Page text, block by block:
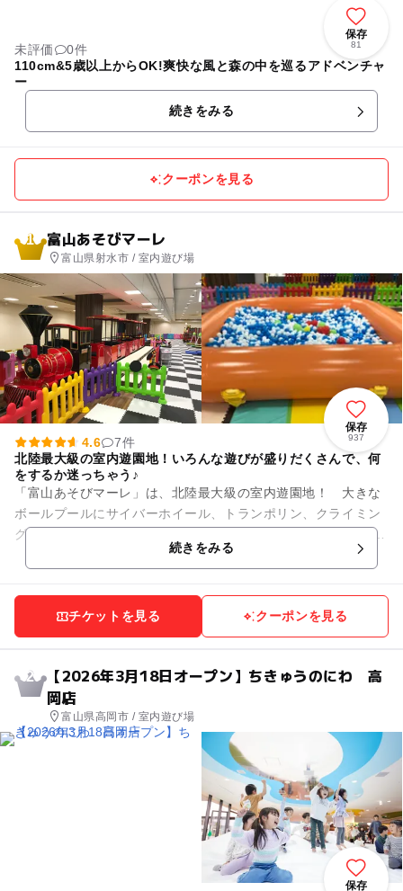
保存
81
未評価
0件
110cm&5歳以上からOK!爽快な風と森の中を巡るアドベンチャ
ー
続きをみる
クーポンを見る
1 富山あそびマーレ
富山県射水市 / 室内遊び場
保存
937
4.6
7件
北陸最大級の室内遊園地！いろんな遊びが盛りだくさんで、何
をするか迷っちゃう♪
「富山あそびマーレ」は、北陸最大級の室内遊園地！ 大きな
ボールプールにサイバーホイール、トランポリン、クライミン
グウォールやすべり台のふわふわ遊具もあります。 バッテリー
続きをみる
チケットを見る クーポンを見る
2
【2026年3月18日オープン】ちきゅうのにわ 高
岡店
富山県高岡市 / 室内遊び場
保存